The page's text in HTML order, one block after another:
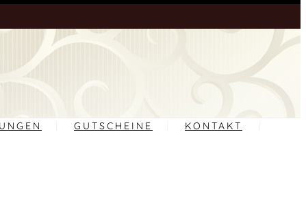
GUTSCHEINE
KONTAKT